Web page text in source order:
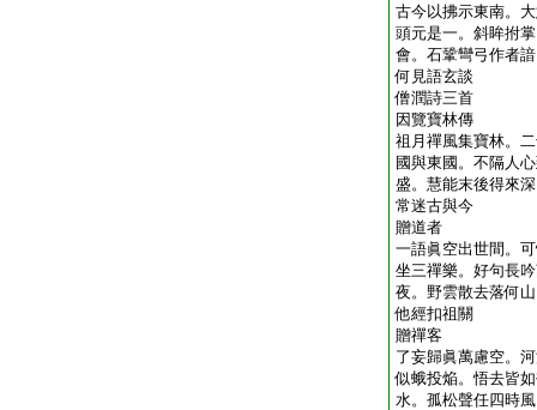
古今以拂示東南。
頭元是一。斜眸拊
會。石鞏彎弓作者
何見語玄談
僧潤詩三首
因覽寶林傳
祖月禪風集寶林。
國與東國。不隔人
盛。慧能末後得來
常迷古與今
贈道者
一語眞空出世間。
坐三禪樂。好句長
夜。野雲散去落何
他經扣祖關
贈禪客
了妄歸眞萬慮空。
似蛾投焔。悟去皆
水。孤松聲任四時